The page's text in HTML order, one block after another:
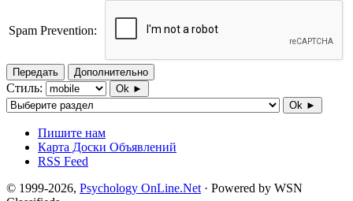
Spam Prevention:
Передать Дополнительно
Стиль:
Ok ►
Ok ►
Пишите нам
Карта Доски Объявлений
RSS Feed
© 1999-2026, Psychology OnLine.Net · Powered by WSN